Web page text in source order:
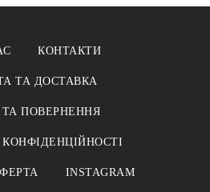
КОНТАКТИ
ТА ДОСТАВКА
ТА ПОВЕРНЕННЯ
INSTAGRAM